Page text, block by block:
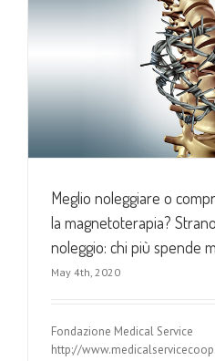
Meglio noleggiare o
la magnetoterapia?
noleggio: chi più spende
May 4th, 2020
Fondazione Medical Service
http://